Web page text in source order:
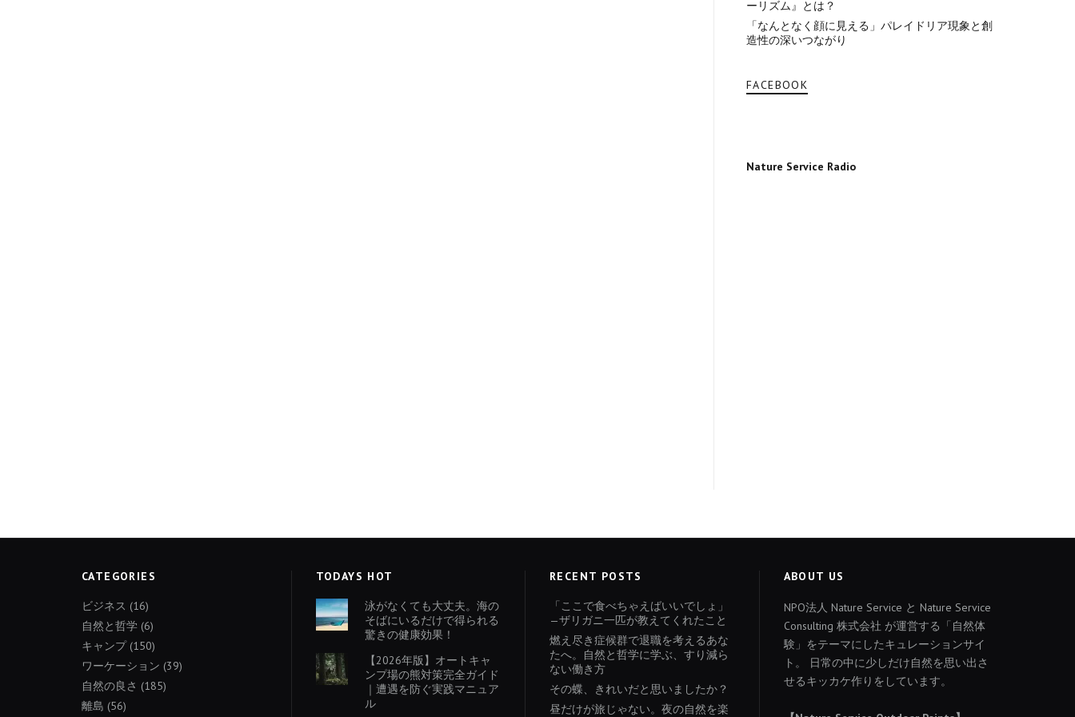
ーリズム』とは？
「なんとなく顔に見える」パレイドリア現象と創
造性の深いつながり
FACEBOOK
Nature Service Radio
CATEGORIES
ビジネス (16)
自然と哲学 (6)
キャンプ(150)
ワーケーション (39)
自然の良さ (185)
離島 (56)
TODAYS HOT
泳がなくても大丈夫。海の
そばにいるだけで得られる
驚きの健康効果！
【2026年版】オートキャ
ンプ場の熊対策完全ガイド
｜遭遇を防ぐ実践マニュア
ル
RECENT POSTS
「ここで食べちゃえばいいでしょ」
—ザリガニ一匹が教えてくれたこと
燃え尽き症候群で退職を考えるあな
たへ。自然と哲学に学ぶ、すり減ら
ない働き方
その蝶、きれいだと思いましたか？
昼だけが旅じゃない。夜の自然を楽
ABOUT US
NPO法人 Nature Service と Nature Service
Consulting 株式会社 が運営する「自然体
験」をテーマにしたキュレーションサイ
ト。 日常の中に少しだけ自然を思い出さ
せるキッカケ作りをしています。